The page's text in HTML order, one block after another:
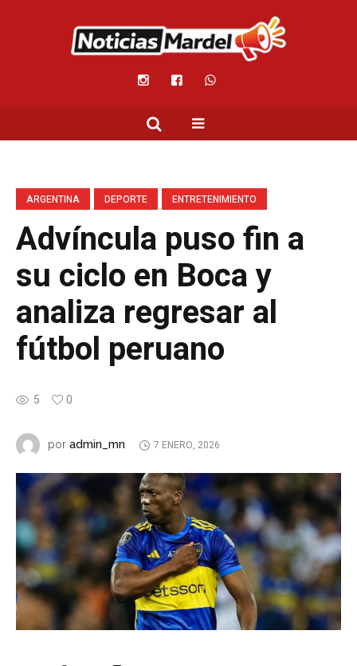
ARGENTINA DEPORTE ENTRETENIMIENTO
Advíncula puso fin a
su ciclo en Boca y
analiza regresar al
fútbol peruano
5 0
por admin_mn 7 ENERO, 2026